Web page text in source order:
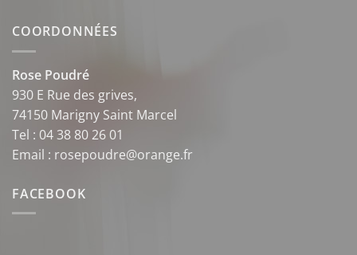
COORDONNÉES
Rose Poudré
930 E Rue des grives,
74150 Marigny Saint Marcel
Tel : 04 38 80 26 01
Email : rosepoudre@orange.fr
FACEBOOK